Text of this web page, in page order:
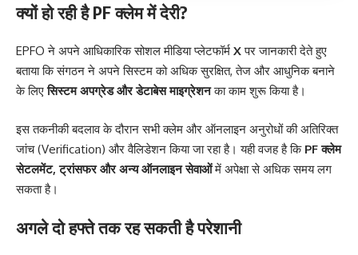
क्यों हो रही है PF क्लेम में देरी?
EPFO ने अपने आधिकारिक सोशल मीडिया प्लेटफॉर्म Xपर जानकारी देते हुए
बताया कि संगठन ने अपने सिस्टम को अधिक सुरक्षित, तेज और आधुनिक बनाने
के लिएसिस्टम अपग्रेड और डेटाबेस माइग्रेशनका काम शुरू किया है।
इस तकनीकी बदलाव के दौरान सभी क्लेम और ऑनलाइन अनुरोधों की अतिरिक्त
जांच (Verification) और वैलिडेशन किया जा रहा है। यही वजह है कि PF क्लेम
सेटलमेंट, ट्रांसफर और अन्य ऑनलाइन सेवाओंमें अपेक्षा से अधिक समय लग
सकता है।
अगले दो हफ्ते तक रह सकती है परेशानी